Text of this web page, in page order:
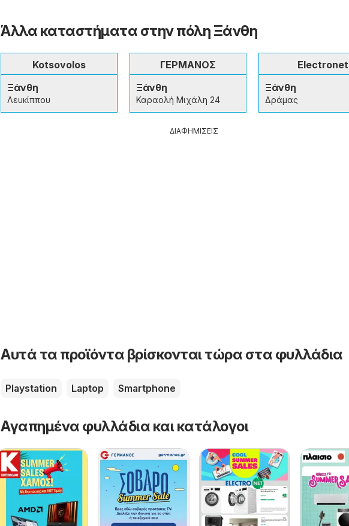
Άλλα καταστήματα στην πόλη Ξάνθη
Kotsovolos
Ξάνθη
Λευκίππου
ΓΕΡΜΑΝΟΣ
Ξάνθη
Καραολή Μιχάλη 24
Electronet
Ξάνθη
Δράμας
ΔΙΑΦΗΜΙΣΕΙΣ
Αυτά τα προϊόντα βρίσκονται τώρα στα φυλλάδια
Playstation Laptop Smartphone
Αγαπημένα φυλλάδια και κατάλογοι